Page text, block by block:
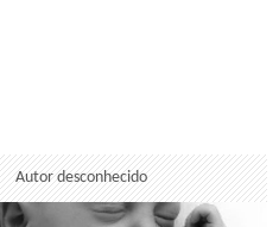
Autor desconhecido